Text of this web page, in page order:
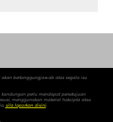
akan bertanggungjawab atas segala isu
perlu mendapat persetujuan
menggunakan material hakcipta atau
sila laporkan disini.